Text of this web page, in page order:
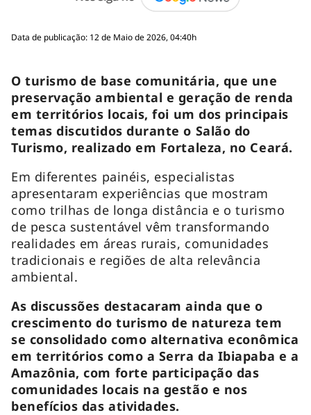
Data de publicação: 12 de Maio de 2026, 04:40h
O turismo de base comunitária, que une
preservação ambiental e geração de renda
em territórios locais, foi um dos principais
temas discutidos durante o Salão do
Turismo, realizado em Fortaleza, no Ceará.
Em diferentes painéis, especialistas
apresentaram experiências que mostram
como trilhas de longa distância e o turismo
de pesca sustentável vêm transformando
realidades em áreas rurais, comunidades
tradicionais e regiões de alta relevância
ambiental.
As discussões destacaram ainda que o
crescimento do turismo de natureza tem
se consolidado como alternativa econômica
em territórios como a Serra da Ibiapaba e a
Amazônia, com forte participação das
comunidades locais na gestão e nos
benefícios das atividades.